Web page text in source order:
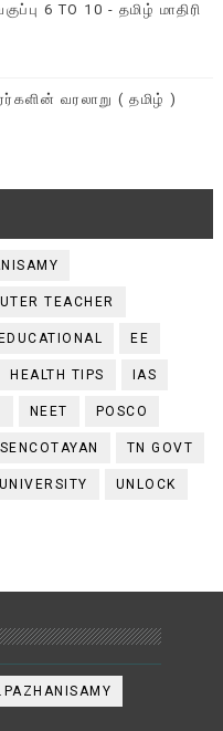
6 TO 10 - தமிழ் மாதிரி
வரலாறு ( தமிழ் )
TEACHER
EDUCATIONAL EE
HEALTH TIPS IAS
NEET POSCO
SENCOTAYAN TN GOVT
UNIVERSITY UNLOCK